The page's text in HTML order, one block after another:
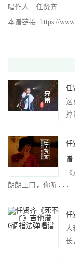
唱作人:
任贤齐
本谱链接: https://
任
这
掉
任
谱
朗朗上口，你听...
任
长